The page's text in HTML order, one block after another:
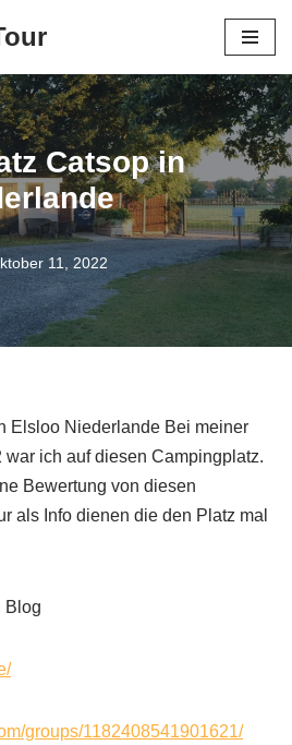
Catsop in
11, 2022
Elsloo Niederlande Bei meiner
war ich auf diesen Campingplatz.
Bewertung von diesen
als Info dienen die den Platz mal
Blog
groups/1182408541901621/